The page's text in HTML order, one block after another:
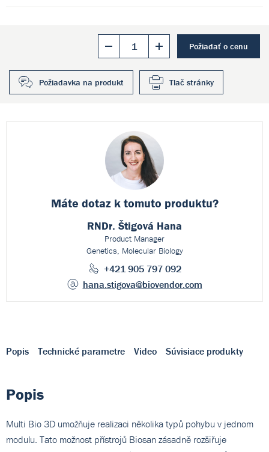
Požiadať o cenu
Požiadavka na produkt Tlač stránky
Máte dotaz k tomuto produktu?
RNDr. Štigová Hana
Product Manager
Genetics, Molecular Biology
+421 905 797 092
hana.stigova@biovendor.com
Popis Technické parametre Video Súvisiace produkty
Popis
Multi Bio 3D umožňuje realizaci několika typů pohybu v jednom
modulu. Tato možnost přístrojů Biosan zásadně rozšiřuje